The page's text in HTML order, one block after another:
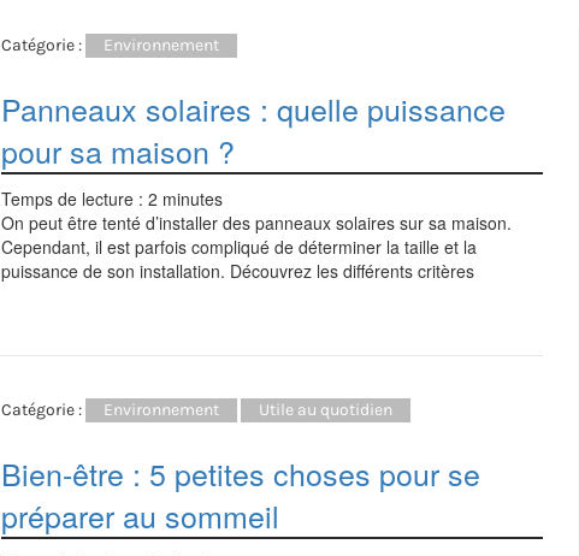
Catégorie : Environnement
Panneaux solaires : quelle puissance
pour sa maison ?
Temps de lecture : 2 minutes
On peut être tenté d’installer des panneaux solaires sur sa maison.
Cependant, il est parfois compliqué de déterminer la taille et la
puissance de son installation. Découvrez les différents critères
Catégorie : Environnement Utile au quotidien
Bien-être : 5 petites choses pour se
préparer au sommeil